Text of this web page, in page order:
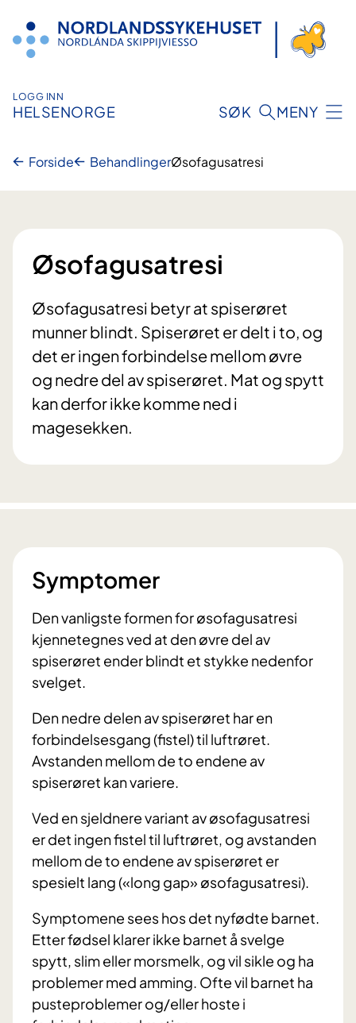
innhold
LOGG INN
HELSENORGE SØK MENY
Forside BehandlingerØsofagusatresi
Øsofagusatresi
Øsofagusatresi betyr at spiserøret
munner blindt. Spiserøret er delt i to, og
det er ingen forbindelse mellom øvre
og nedre del av spiserøret. Mat og spytt
kan derfor ikke komme ned i
magesekken.
Symptomer
Den vanligste formen for øsofagusatresi
kjennetegnes ved at den øvre del av
spiserøret ender blindt et stykke nedenfor
svelget.
Den nedre delen av spiserøret har en
forbindelsesgang (fistel) til luftrøret.
Avstanden mellom de to endene av
spiserøret kan variere.
Ved en sjeldnere variant av øsofagusatresi
er det ingen fistel til luftrøret, og avstanden
mellom de to endene av spiserøret er
spesielt lang («long gap» øsofagusatresi).
Symptomene sees hos det nyfødte barnet.
Etter fødsel klarer ikke barnet å svelge
spytt, slim eller morsmelk, og vil sikle og ha
problemer med amming. Ofte vil barnet ha
pusteproblemer og/eller hoste i